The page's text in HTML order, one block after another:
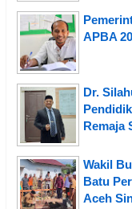
APBA
Dr.
Remaja
Wakil
Batu
Aceh